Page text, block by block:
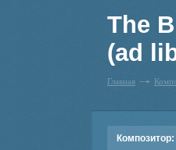
The
(ad
Главная
Композитор: